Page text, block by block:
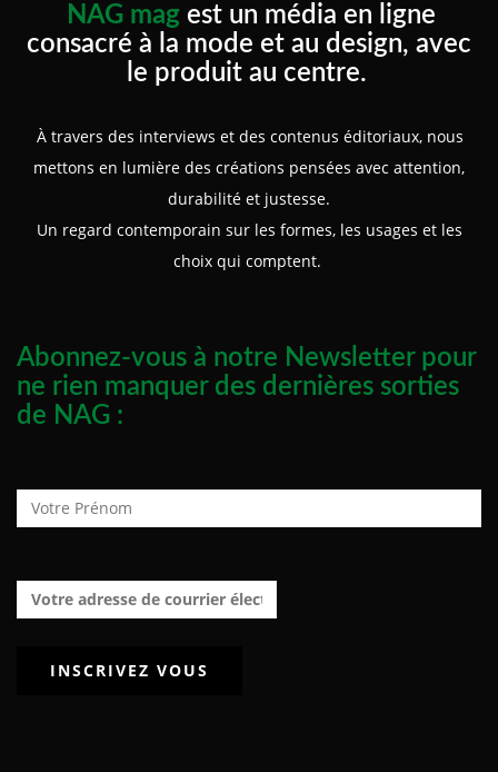
NAG mag est un média en ligne
consacré à la mode et au design, avec
le produit au centre.
À travers des interviews et des contenus éditoriaux, nous
mettons en lumière des créations pensées avec attention,
durabilité et justesse.
Un regard contemporain sur les formes, les usages et les
choix qui comptent.
Abonnez-vous à notre Newsletter pour
ne rien manquer des dernières sorties
de NAG :